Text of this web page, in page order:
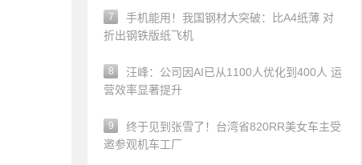
7
手机能用！我国钢材大突破：比A4纸薄 对
折出钢铁版纸飞机
8
汪峰：公司因AI已从1100人优化到400人 运
营效率显著提升
9
终于见到张雪了！台湾省820RR美女车主受
邀参观机车工厂